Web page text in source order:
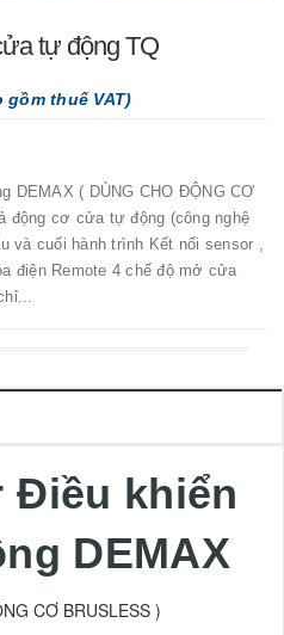
tự động TQ
gồm thuế VAT)
DEMAX ( DÙNG CHO ĐỘNG CƠ
cơ cửa tự động (công nghệ
và cuối hành trình Kết nối sensor ,
điện Remote 4 chế độ mở cửa
Điều khiển
DEMAX
CƠ BRUSLESS )